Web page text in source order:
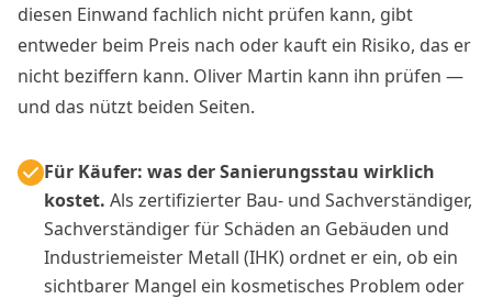
diesen Einwand fachlich nicht prüfen kann, gibt
entweder beim Preis nach oder kauft ein Risiko, das er
nicht beziffern kann. Oliver Martin kann ihn prüfen —
und das nützt beiden Seiten.
Für Käufer: was der Sanierungsstau wirklich
kostet. Als zertifizierter Bau- und Sachverständiger,
Sachverständiger für Schäden an Gebäuden und
Industriemeister Metall (IHK) ordnet er ein, ob ein
sichtbarer Mangel ein kosmetisches Problem oder